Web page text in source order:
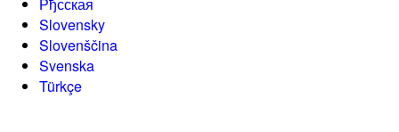
Slovensky
Slovenščina
Svenska
Türkçe